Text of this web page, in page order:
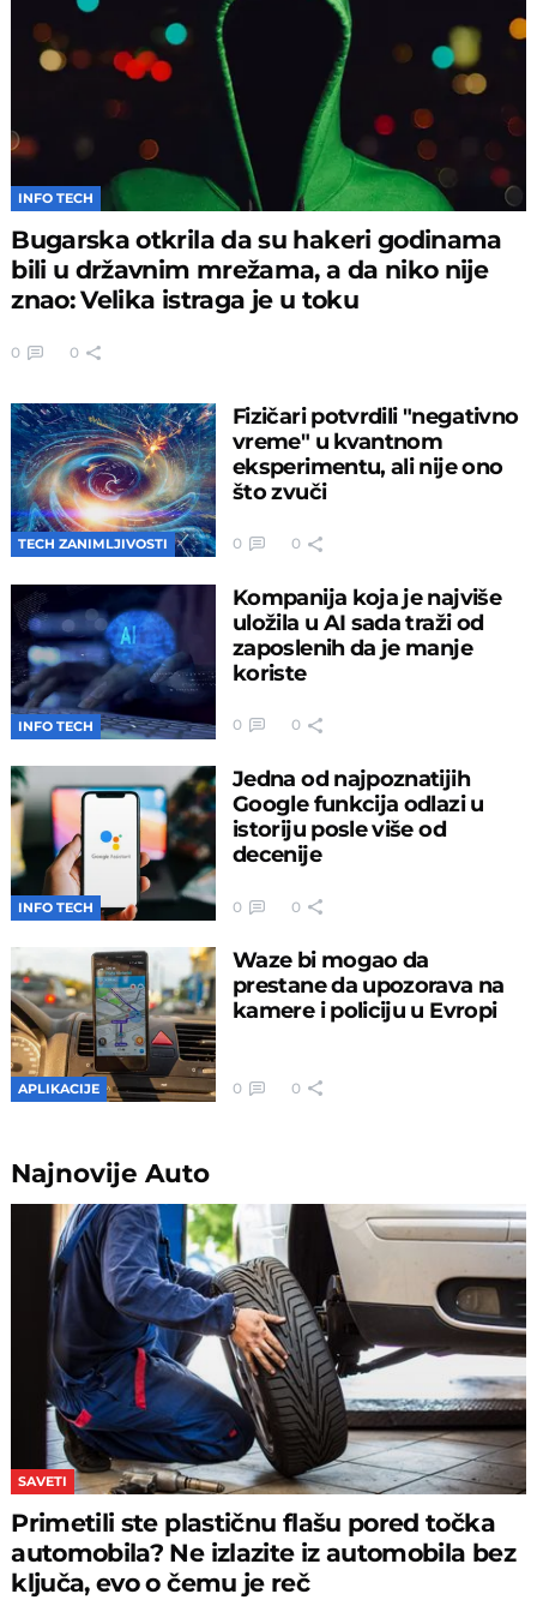
INFO TECH
Bugarska otkrila da su hakeri godinama
bili u državnim mrežama, a da niko nije
znao: Velika istraga je u toku
0 0
TECH ZANIMLJIVOSTI
Fizičari potvrdili "negativno
vreme" u kvantnom
eksperimentu, ali nije ono
što zvuči
0 0
INFO TECH
Kompanija koja je najviše
uložila u AI sada traži od
zaposlenih da je manje
koriste
0 0
INFO TECH
Jedna od najpoznatijih
Google funkcija odlazi u
istoriju posle više od
decenije
0 0
APLIKACIJE
Waze bi mogao da
prestane da upozorava na
kamere i policiju u Evropi
0 0
NajnovijeAuto
SAVETI
Primetili ste plastičnu flašu pored točka
automobila? Ne izlazite iz automobila bez
ključa, evo o čemu je reč